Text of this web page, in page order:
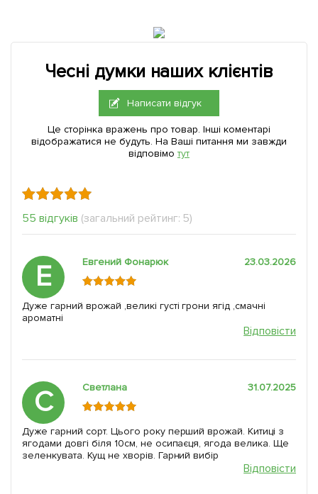
Чесні думки наших клієнтів
Написати відгук
Це сторінка вражень про товар. Інші коментарі
відображатися не будуть. На Ваші питання ми завжди
відповімо тут
55 відгуків (загальний рейтинг: 5)
Е Евгений Фонарюк 23.03.2026
Дуже гарний врожай ,великі густі грони ягід ,смачні
ароматні
Відповісти
С Светлана 31.07.2025
Дуже гарний сорт. Цього року перший врожай. Китиці з
ягодами довгі біля 10см, не осипаєця, ягода велика. Ще
зеленкувата. Кущ не хворів. Гарний вибір
Відповісти